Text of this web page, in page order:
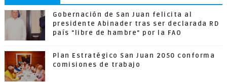
Gobernación de San Juan felicita al
presidente Abinader tras ser declarada RD
país "libre de hambre" por la FAO
Plan Estratégico San Juan 2050 conforma
comisiones de trabajo